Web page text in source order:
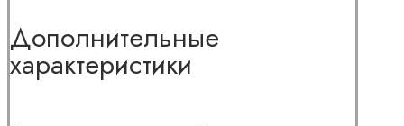
Дополнительные
характеристики